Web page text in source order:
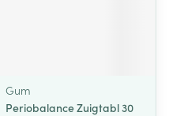
Gum
Periobalance Zuigtabl 30